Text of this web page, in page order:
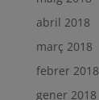
abril 2018
març 2018
febrer 2018
gener 2018